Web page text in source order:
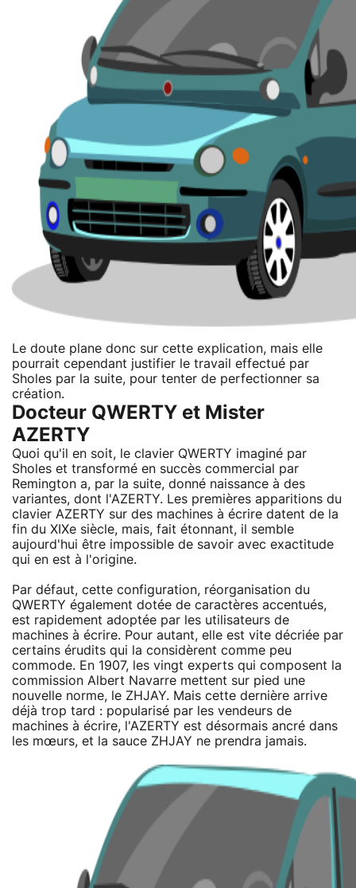
Le doute plane donc sur cette explication, mais elle
pourrait cependant justifier le travail effectué par
Sholes par la suite, pour tenter de perfectionner sa
création.
Docteur QWERTY et Mister
AZERTY
Quoi qu'il en soit, le clavier QWERTY imaginé par
Sholes et transformé en succès commercial par
Remington a, par la suite, donné naissance à des
variantes, dont l'AZERTY. Les premières apparitions du
clavier AZERTY sur des machines à écrire datent de la
fin du XIXe siècle, mais, fait étonnant, il semble
aujourd'hui être impossible de savoir avec exactitude
qui en est à l'origine.
Par défaut, cette configuration, réorganisation du
QWERTY également dotée de caractères accentués,
est rapidement adoptée par les utilisateurs de
machines à écrire. Pour autant, elle est vite décriée par
certains érudits qui la considèrent comme peu
commode. En 1907, les vingt experts qui composent la
commission Albert Navarre mettent sur pied une
nouvelle norme, le ZHJAY. Mais cette dernière arrive
déjà trop tard : popularisé par les vendeurs de
machines à écrire, l'AZERTY est désormais ancré dans
les mœurs, et la sauce ZHJAY ne prendra jamais.